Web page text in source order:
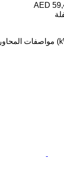
AED
مواصفات المحاور